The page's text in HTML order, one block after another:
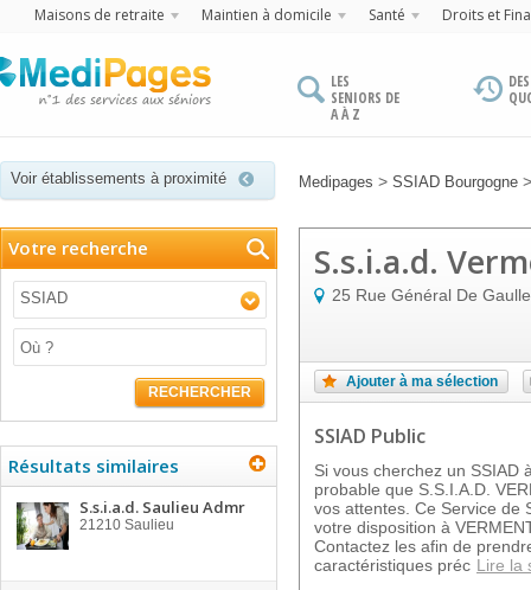
Maisons de retraite Maintien à domicile Santé Droits et
LES
SENIORS DE
A À Z
Voir établissements à proximité Medipages > SSIAD Bourgogne
Votre recherche
SSIAD
RECHERCHER
Résultats similaires
S.s.i.a.d. Saulieu Admr
21210 Saulieu
S.s.i.a.d.
25 Rue Général De Gaulle
Ajouter à ma sélection
SSIAD Public
Si vous cherchez un SSIAD
probable que S.S.I.A.D.
vos attentes. Ce Service de
votre disposition à
Contactez les afin de
caractéristiques préc Lire la